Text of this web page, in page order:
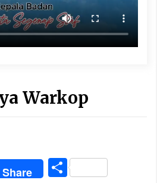
Warkop
Share Share